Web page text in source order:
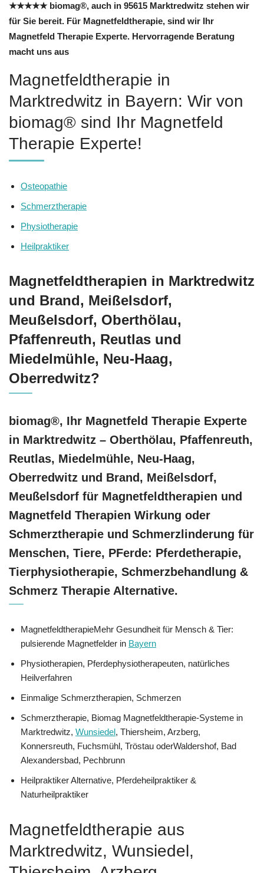
★★★★★ biomag®, auch in 95615 Marktredwitz stehen wir
für Sie bereit. Für Magnetfeldtherapie, sind wir Ihr
Magnetfeld Therapie Experte. Hervorragende Beratung
macht uns aus
Magnetfeldtherapie in
Marktredwitz in Bayern: Wir von
biomag® sind Ihr Magnetfeld
Therapie Experte!
Osteopathie
Schmerztherapie
Physiotherapie
Heilpraktiker
Magnetfeldtherapien in Marktredwitz
und Brand, Meißelsdorf,
Meußelsdorf, Oberthölau,
Pfaffenreuth, Reutlas und
Miedelmühle, Neu-Haag,
Oberredwitz?
biomag®, Ihr Magnetfeld Therapie Experte
in Marktredwitz – Oberthölau, Pfaffenreuth,
Reutlas, Miedelmühle, Neu-Haag,
Oberredwitz und Brand, Meißelsdorf,
Meußelsdorf für Magnetfeldtherapien und
Magnetfeld Therapien Wirkung oder
Schmerztherapie und Schmerzlinderung für
Menschen, Tiere, PFerde: Pferdetherapie,
Tierphysiotherapie, Schmerzbehandlung &
Schmerz Therapie Alternative.
MagnetfeldtherapieMehr Gesundheit für Mensch & Tier:
pulsierende Magnetfelder in Bayern
Physiotherapien, Pferdephysiotherapeuten, natürliches
Heilverfahren
Einmalige Schmerztherapien, Schmerzen
Schmerztherapie, Biomag Magnetfeldtherapie-Systeme in
Marktredwitz, Wunsiedel, Thiersheim, Arzberg,
Konnersreuth, Fuchsmühl, Tröstau oderWaldershof, Bad
Alexandersbad, Pechbrunn
Heilpraktiker Alternative, Pferdeheilpraktiker &
Naturheilpraktiker
Magnetfeldtherapie aus
Marktredwitz, Wunsiedel,